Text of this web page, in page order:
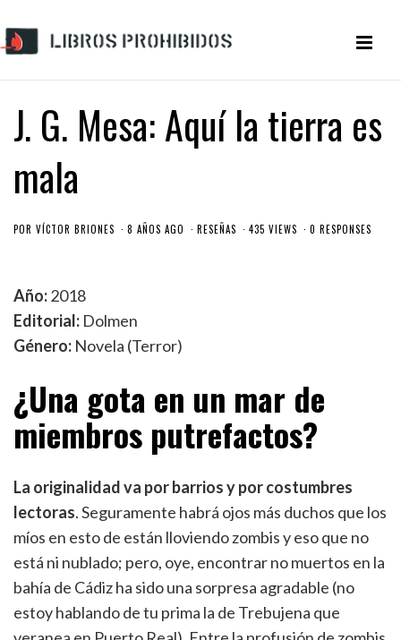
J. G. Mesa: Aquí la tierra es
mala
POR VÍCTOR BRIONES 8 AÑOS AGO RESEÑAS 435 VIEWS 0 RESPONSES
Año:2018
Editorial: Dolmen
Género: Novela (Terror)
¿Una gota en un mar de
miembros putrefactos?
La originalidad va por barrios y por costumbres
lectoras. Seguramente habrá ojos más duchos que los
míos en esto de están lloviendo zombis y eso que no
está ni nublado; pero, oye, encontrar no muertos en la
bahía de Cádiz ha sido una sorpresa agradable (no
estoy hablando de tu prima la de Trebujena que